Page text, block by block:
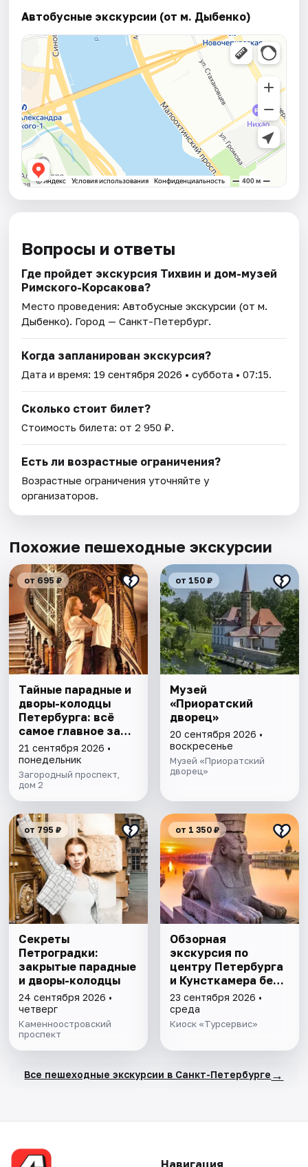
Автобусные экскурсии (от м. Дыбенко)
Вопросы и ответы
Где пройдет экскурсия Тихвин и дом-музей
Римского-Корсакова?
Место проведения:Автобусные экскурсии (от м.
Дыбенко). Город — Санкт-Петербург.
Когда запланирован экскурсия?
Дата и время: 19 сентября 2026 • суббота • 07:15.
Сколько стоит билет?
Стоимость билета: от 2 950 ₽.
Есть ли возрастные ограничения?
Возрастные ограничения уточняйте у
организаторов.
Похожие пешеходные экскурсии
от 695 ₽
Тайные парадные и
дворы-колодцы
Петербурга: всё
самое главное за
1,5 часа
21 сентября 2026 •
понедельник
Загородный проспект,
дом 2
от 150 ₽
Музей
«Приоратский
дворец»
20 сентября 2026 •
воскресенье
Музей «Приоратский
дворец»
от 795 ₽
Секреты
Петроградки:
закрытые парадные
и дворы-колодцы
24 сентября 2026 •
четверг
Каменноостровский
проспект
от 1 350 ₽
Обзорная
экскурсия по
центру Петербурга
и Кунсткамера без
очереди
23 сентября 2026 •
среда
Киоск «Турсервис»
Все пешеходные экскурсии в Санкт-Петербурге →
Навигация